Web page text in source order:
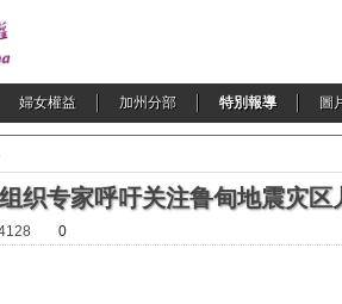
婦女權益 加州分部 特別報導 圖
织专家呼吁关注鲁甸地震灾区
0